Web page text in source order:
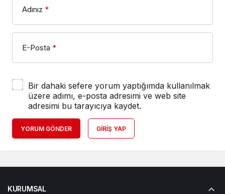
Adınız *
E-Posta *
Bir dahaki sefere yorum yaptığımda kullanılmak
üzere adımı, e-posta adresimi ve web site
adresimi bu tarayıcıya kaydet.
YORUM GÖNDER GIRIŞ YAP
KURUMSAL